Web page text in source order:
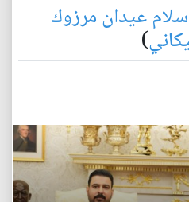
عيدان مرزوك
)